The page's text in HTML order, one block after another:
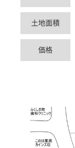
土地面積
価格